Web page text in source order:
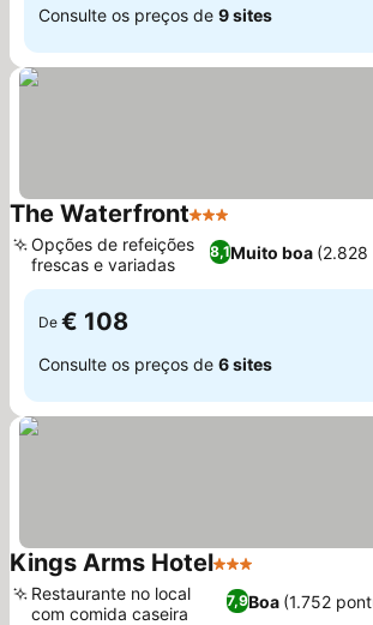
Consulte os preços de 9 sites
The Waterfront3 Estrelas
8,1Muito boa (2.828
Opções de refeições
frescas e variadas
De € 108
Consulte os preços de 6 sites
Kings Arms Hotel3 Estrelas
7,9Boa (1.752
Restaurante no local
com comida caseira